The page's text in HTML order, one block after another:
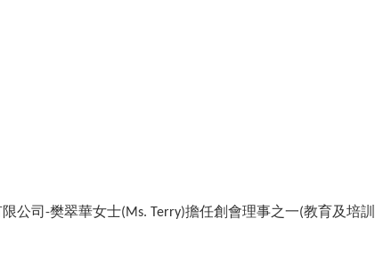
公司 -樊翠華女士(Ms. Terry)擔任創會理事之一(教育及培訓